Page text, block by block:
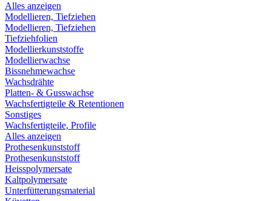
Alles anzeigen
Modellieren, Tiefziehen
Modellieren, Tiefziehen
Tiefziehfolien
Modellierkunststoffe
Modellierwachse
Bissnehmewachse
Wachsdrähte
Platten- & Gusswachse
Wachsfertigteile & Retentionen
Sonstiges
Wachsfertigteile, Profile
Alles anzeigen
Prothesenkunststoff
Prothesenkunststoff
Heisspolymersate
Kaltpolymersate
Unterfütterungsmaterial